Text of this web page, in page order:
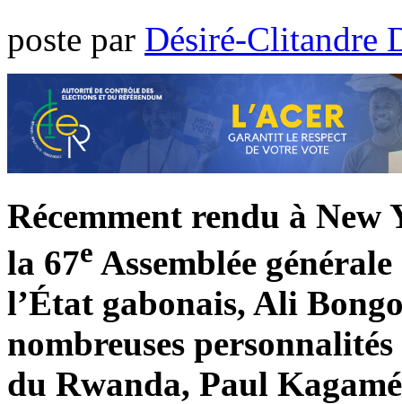
poste par Désiré-Clitandre
Récemment rendu à New
la 67e Assemblée
l’État gabonais, Ali
nombreuses
du Rwanda, Paul